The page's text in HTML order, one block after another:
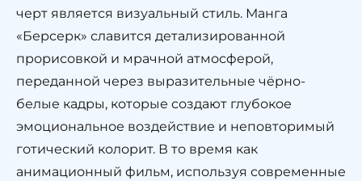
черт является визуальный стиль. Манга
«Берсерк» славится детализированной
прорисовкой и мрачной атмосферой,
переданной через выразительные чёрно-
белые кадры, которые создают глубокое
эмоциональное воздействие и неповторимый
готический колорит. В то время как
анимационный фильм, используя современные